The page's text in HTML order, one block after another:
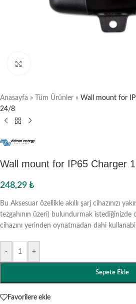
Anasayfa » Tüm Ürünler » Wall mount for
24/8
Wall mount for IP65 Charger
248,29 ₺
Bu Aksesuar özellikle akıllı şarj cihazınızı
tezgahının üzeri) bulundurmak istediğinizde
cihazını yerinden oynatmadan dahi
- +
Sepete Ekle
Favorilere ekle